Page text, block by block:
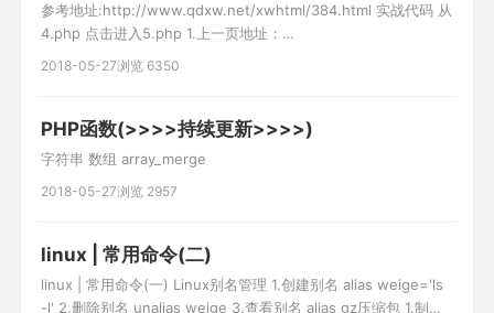
参考地址:http://www.qdxw.net/xwhtml/384.html 实战代码 从
4.php 点击进入5.php 1.上一页地址：
http://localhost/box/4.php 2.当前地址： /box/5.php 3.带参地
2018-05-27浏览 6350
PHP函数(>>>>持续更新>>>>)
字符串 数组 array_merge
2018-05-27浏览 2957
linux | 常用命令(二)
linux | 常用命令(一) Linux别名管理 1.创建别名 alias weige='ls
-l' 2.删除别名 unalias weige 3.查看别名 alias gz压缩包 1.制作